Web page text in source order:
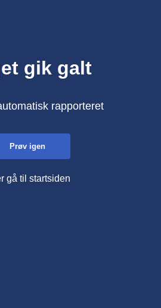
gik galt
rapporteret
Prøv igen
gå til startsiden